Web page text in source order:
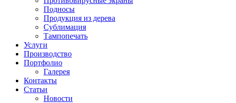
Подносы
Продукция из дерева
Сублимация
Тампопечать
Услуги
Производство
Портфолио
Галерея
Контакты
Статьи
Новости